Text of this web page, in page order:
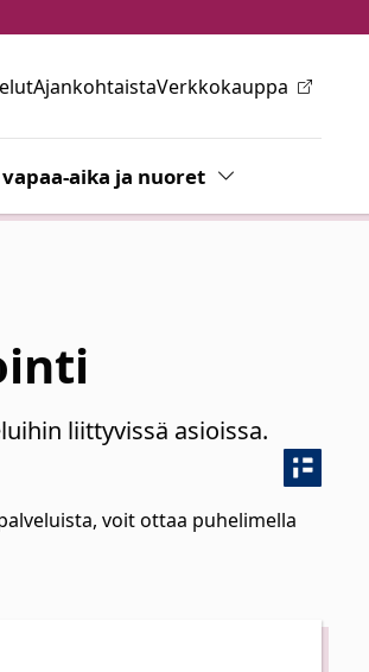
AjankohtaistaVerkkokauppa
aika ja nuoret Vaihda
liittyvissä asioissa.
voit ottaa puhelimella